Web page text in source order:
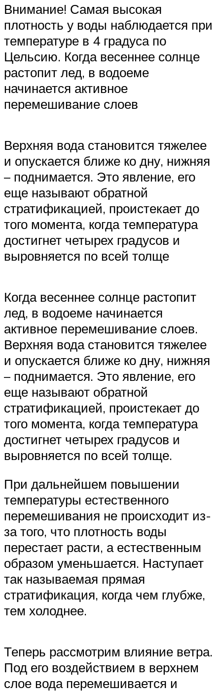
Внимание! Самая высокая
плотность у воды наблюдается при
температуре в 4 градуса по
Цельсию. Когда весеннее солнце
растопит лед, в водоеме
начинается активное
перемешивание слоев
Верхняя вода становится тяжелее
и опускается ближе ко дну, нижняя
– поднимается. Это явление, его
еще называют обратной
стратификацией, проистекает до
того момента, когда температура
достигнет четырех градусов и
выровняется по всей толще
Когда весеннее солнце растопит
лед, в водоеме начинается
активное перемешивание слоев.
Верхняя вода становится тяжелее
и опускается ближе ко дну, нижняя
– поднимается. Это явление, его
еще называют обратной
стратификацией, проистекает до
того момента, когда температура
достигнет четырех градусов и
выровняется по всей толще.
При дальнейшем повышении
температуры естественного
перемешивания не происходит из-
за того, что плотность воды
перестает расти, а естественным
образом уменьшается. Наступает
так называемая прямая
стратификация, когда чем глубже,
тем холоднее.
Теперь рассмотрим влияние ветра.
Под его воздействием в верхнем
слое вода перемешивается и